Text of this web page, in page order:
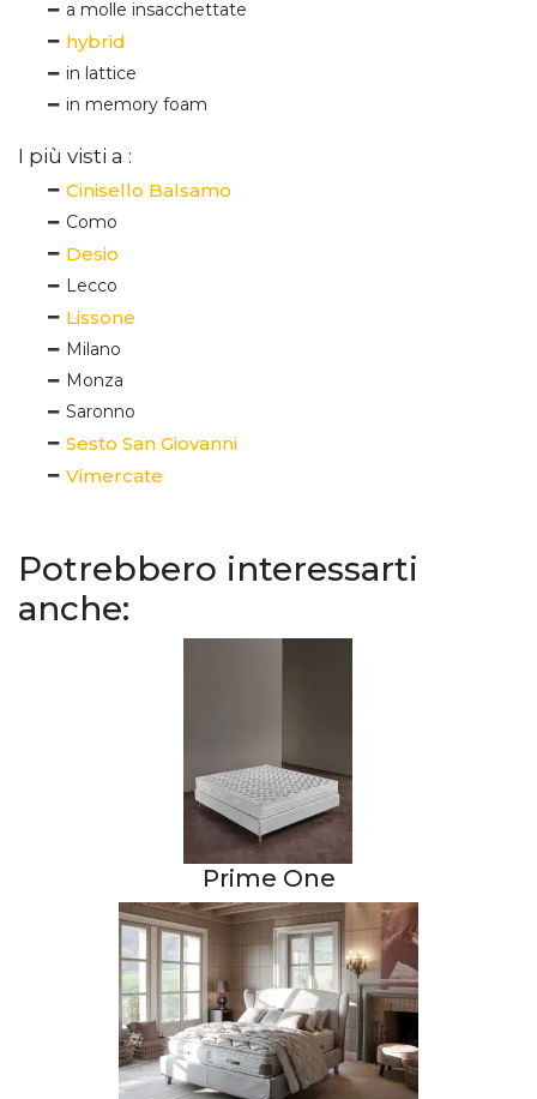
a molle insacchettate
hybrid
in lattice
in memory foam
I più visti a :
Cinisello Balsamo
Como
Desio
Lecco
Lissone
Milano
Monza
Saronno
Sesto San Giovanni
Vimercate
Potrebbero interessarti
anche:
Prime One